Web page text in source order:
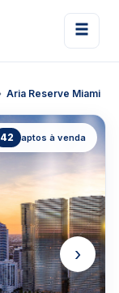
Aria Reserve Miami
42 aptos à venda
›